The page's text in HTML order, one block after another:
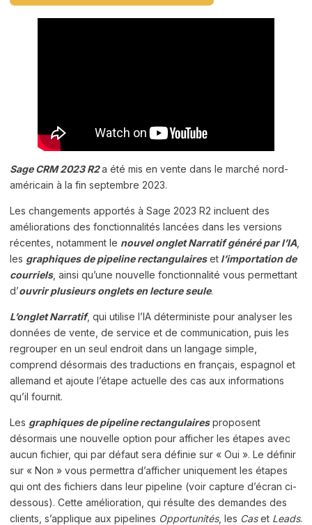
Sage CRM 2023 R2a été mis en vente dans le marché nord-
américain à la fin septembre 2023.
Les changements apportés à Sage 2023 R2 incluent des
améliorations des fonctionnalités lancées dans les versions
récentes, notamment le nouvel onglet Narratif généré par l’IA
les graphiques de pipeline rectangulaireset l’importation de
courriels, ainsi qu’une nouvelle fonctionnalité vous permettant
d’ouvrir plusieurs onglets en lecture seule.
L’onglet Narratif, qui utilise l’IA déterministe pour analyser les
données de vente, de service et de communication, puis les
regrouper en un seul endroit dans un langage simple,
comprend désormais des traductions en français, espagnol et
allemand et ajoute l’étape actuelle des cas aux informations
qu’il fournit.
Les graphiques de pipeline rectangulairesproposent
désormais une nouvelle option pour afficher les étapes avec
aucun fichier, qui par défaut sera définie sur « Oui ». Le définir
sur « Non » vous permettra d’afficher uniquement les étapes
qui ont des fichiers dans leur pipeline (voir capture d’écran ci-
dessous). Cette amélioration, qui résulte des demandes des
clients, s’applique aux pipelines Opportunités, les Caset Leads.